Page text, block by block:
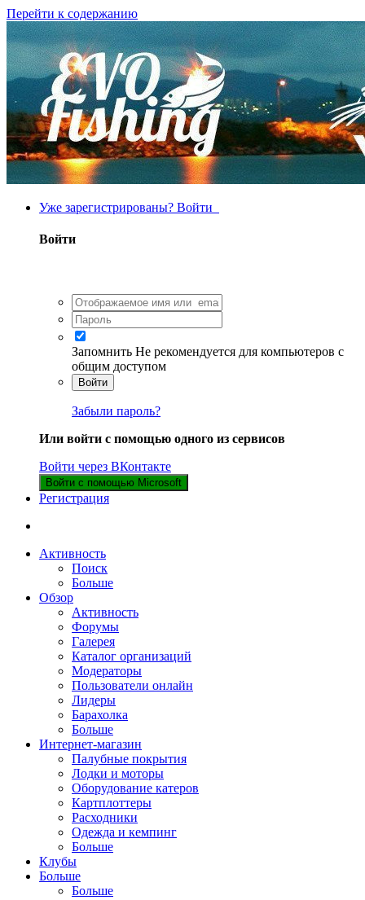
Перейти к содержанию
Уже зарегистрированы? Войти
Войти
Запомнить Не рекомендуется для компьютеров с
общим доступом
Войти
Забыли пароль?
Или войти с помощью одного из сервисов
Войти через ВКонтакте
Войти с помощью Microsoft
Регистрация
Активность
Поиск
Больше
Обзор
Активность
Форумы
Галерея
Каталог организаций
Модераторы
Пользователи онлайн
Лидеры
Барахолка
Больше
Интернет-магазин
Палубные покрытия
Лодки и моторы
Оборудование катеров
Картплоттеры
Расходники
Одежда и кемпинг
Больше
Клубы
Больше
Больше